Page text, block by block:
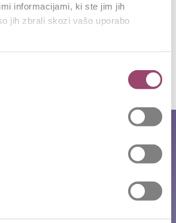
informacijami, ki ste jim jih
jih zbrali skozi vašo uporabo
se morateprijaviti.